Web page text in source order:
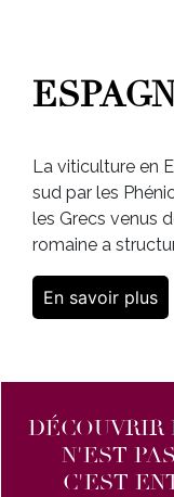
La viticulture en
sud par les
les Grecs venus
romaine a
En savoir plus
DÉCOUVRIR
N'EST
C'EST